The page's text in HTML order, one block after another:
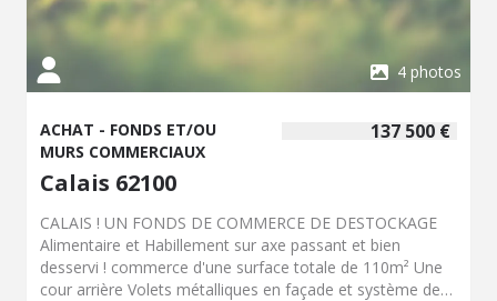
4 photos
137 500 €
ACHAT - FONDS ET/OU
MURS COMMERCIAUX
Calais 62100
CALAIS ! UN FONDS DE COMMERCE DE DESTOCKAGE
Alimentaire et Habillement sur axe passant et bien
desservi ! commerce d'une surface totale de 110m² Une
cour arrière Volets métalliques en façade et système de